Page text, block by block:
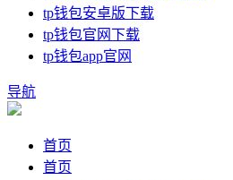
tp钱包安卓版下载
tp钱包官网下载
tp钱包app官网
导航
首页
首页